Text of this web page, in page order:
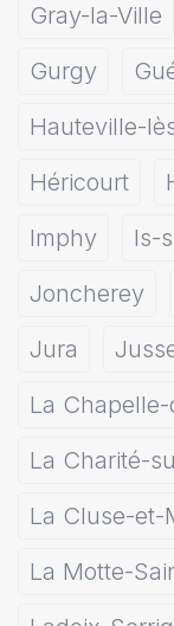
Gray-la-Ville
Gurgy
Hauteville-
Héricourt
Imphy
Is-
Joncherey
Jura
La
La Charité-
La Cluse-et-
La Motte-